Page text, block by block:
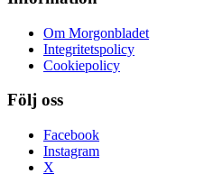
Om Morgonbladet
Integritetspolicy
Cookiepolicy
Följ oss
Facebook
Instagram
X